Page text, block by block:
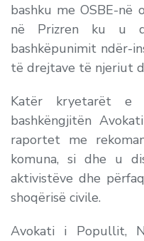
bashku me OSBE-në
në Prizren ku u
bashkëpunimit ndër-
të drejtave të njeriut
Katër kryetarët e
bashkëngjitën
raportet me
komuna, si dhe u
aktivistëve dhe
shoqërisë civile.
Avokati i Popullit,